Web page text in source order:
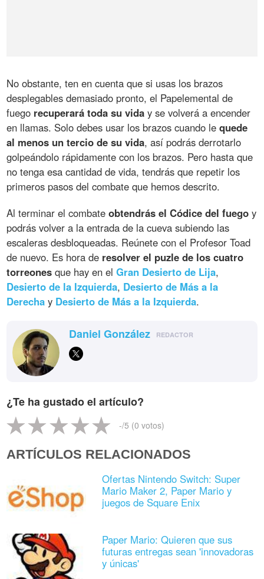
No obstante, ten en cuenta que si usas los brazos
desplegables demasiado pronto, el Papelemental de
fuego recuperará toda su vida y se volverá a encender
en llamas. Solo debes usar los brazos cuando lequede
al menos un tercio de su vida, así podrás derrotarlo
golpeándolo rápidamente con los brazos. Pero hasta que
no tenga esa cantidad de vida, tendrás que repetir los
primeros pasos del combate que hemos descrito.
Al terminar el combateobtendrás el Códice del fuego y
podrás volver a la entrada de la cueva subiendo las
escaleras desbloqueadas. Reúnete con el Profesor Toad
de nuevo. Es hora de resolver el puzle de los cuatro
torreones que hay en elGran Desierto de Lija,
Desierto de la Izquierda, Desierto de Más a la
Derecha y Desierto de Más a la Izquierda.
Daniel González REDACTOR
¿Te ha gustado el artículo?
-/5 (0 votos)
ARTÍCULOS RELACIONADOS
Ofertas Nintendo Switch: Super
Mario Maker 2, Paper Mario y
juegos de Square Enix
Paper Mario: Quieren que sus
futuras entregas sean 'innovadoras
y únicas'